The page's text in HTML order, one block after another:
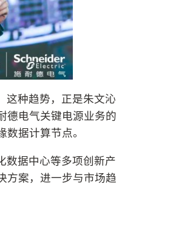
这种趋势，正是朱文沁
德电气关键电源业务的
据计算节点。
数据中心等多项创新产
方案，进一步与市场趋